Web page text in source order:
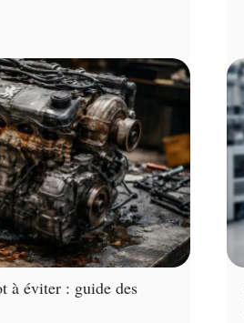
à éviter : guide des